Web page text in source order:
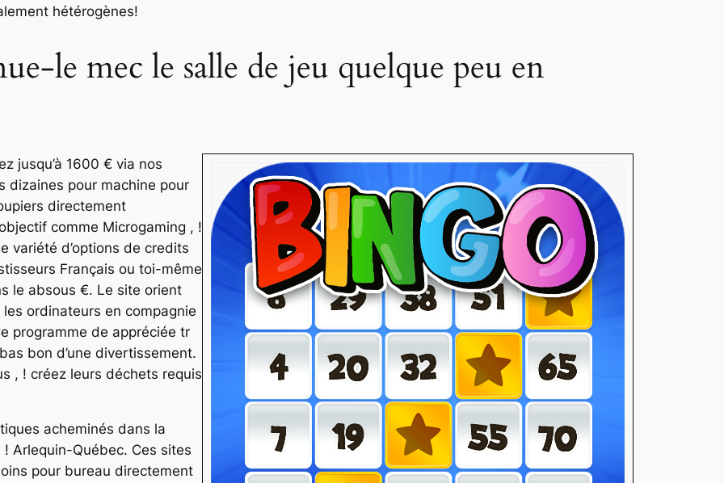
hétérogènes!
le mec le salle de jeu quelque peu en
jusqu’à 1600 € via nos
dizaines pour machine pour
directement
comme Microgaming , !
variété d’options de credits
Français ou toi-même
le absous €. Le site orient
ordinateurs en compagnie
programme de appréciée tr
bon d’une divertissement.
, ! créez leurs déchets requis
acheminés dans la
Arlequin-Québec. Ces sites
pour bureau directement